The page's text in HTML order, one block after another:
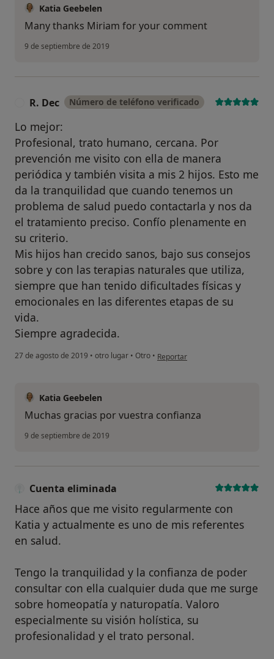
Katia Geebelen
Many thanks Miriam for your comment
9 de septiembre de 2019
R. Dec Número de teléfono verificado
Lo mejor:
Profesional, trato humano, cercana. Por
prevención me visito con ella de manera
periódica y también visita a mis 2 hijos. Esto me
da la tranquilidad que cuando tenemos un
problema de salud puedo contactarla y nos da
el tratamiento preciso. Confío plenamente en
su criterio.
Mis hijos han crecido sanos, bajo sus consejos
sobre y con las terapias naturales que utiliza,
siempre que han tenido dificultades físicas y
emocionales en las diferentes etapas de su
vida.
Siempre agradecida.
27 de agosto de 2019 • otro lugar • Otro • en opinión del usuario R. Dec
Reportar
Katia Geebelen
Muchas gracias por vuestra confianza
9 de septiembre de 2019
Cuenta eliminada
Hace años que me visito regularmente con
Katia y actualmente es uno de mis referentes
en salud.
Tengo la tranquilidad y la confianza de poder
consultar con ella cualquier duda que me surge
sobre homeopatía y naturopatía. Valoro
especialmente su visión holística, su
profesionalidad y el trato personal.